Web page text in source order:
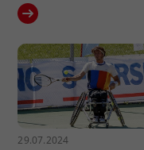
29.07.2024